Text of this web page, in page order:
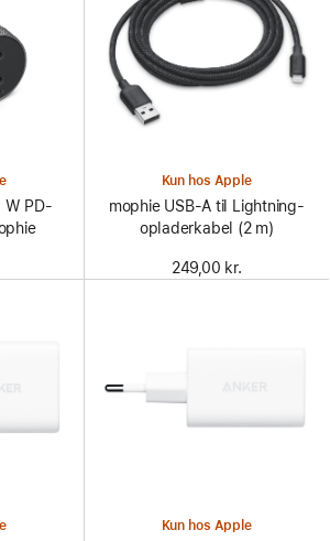
W PD-
Kun hos Apple
mophie USB-A til Lightning-
opladerkabel (2 m)
249,00 kr.
Kun hos Apple